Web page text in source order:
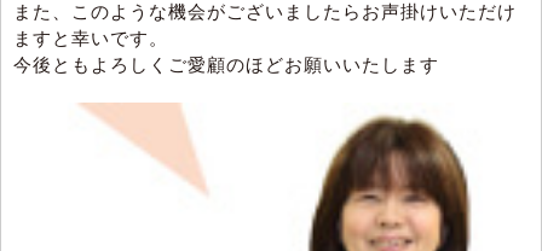
また、このような機会がございましたらお声掛けいただけ
ますと幸いです。
今後ともよろしくご愛顧のほどお願いいたします